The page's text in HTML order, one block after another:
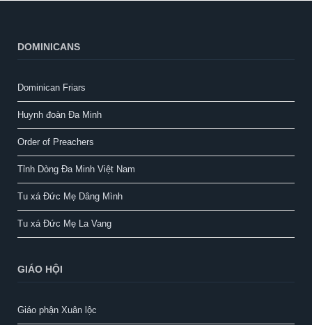
DOMINICANS
Dominican Friars
Huynh đoàn Đa Minh
Order of Preachers
Tỉnh Dòng Đa Minh Việt Nam
Tu xá Đức Mẹ Dâng Mình
Tu xá Đức Mẹ La Vang
GIÁO HỘI
Giáo phận Xuân lộc